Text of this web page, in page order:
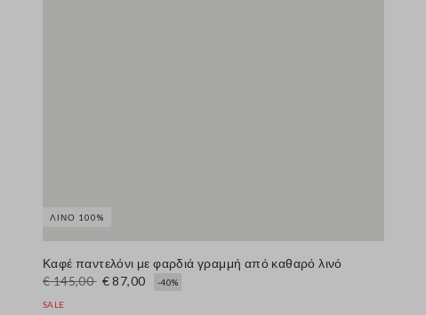
ΛΙΝΌ 100%
Καφέ παντελόνι με φαρδιά γραμμή από καθαρό λινό
€ 145,00 € 87,00 -40%
SALE